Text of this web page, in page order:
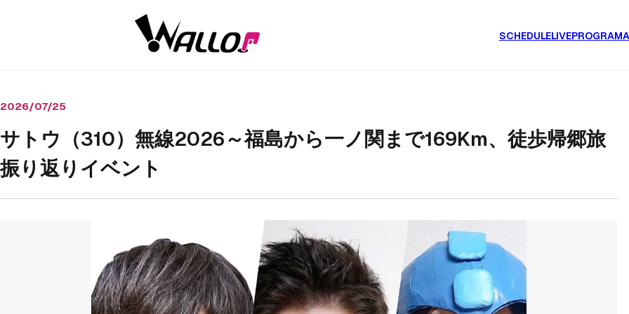
SCHEDULELIVEPROGRAM
2026/07/25
サトウ（310）無線2026～福島から一ノ関まで169Km、徒歩帰郷旅
振り返りイベント